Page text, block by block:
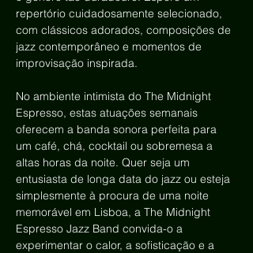
repertório cuidadosamente selecionado,
com clássicos adorados, composições de
jazz contemporâneo e momentos de
improvisação inspirada.
No ambiente intimista do The Midnight
Espresso, estas atuações semanais
oferecem a banda sonora perfeita para
um café, chá, cocktail ou sobremesa a
altas horas da noite. Quer seja um
entusiasta de longa data do jazz ou esteja
simplesmente à procura de uma noite
memorável em Lisboa, a The Midnight
Espresso Jazz Band convida-o a
experimentar o calor, a sofisticação e a